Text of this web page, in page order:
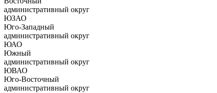
административный округ
ЮЗАО
Юго-Западный
административный округ
ЮАО
Южный
административный округ
ЮВАО
Юго-Восточный
административный округ